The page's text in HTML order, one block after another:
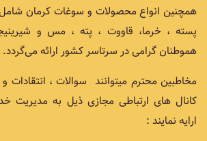
همچنین انواع محصولات و سوغات کرمان
پسته ، خرما، قاووت ، پته ، مس و
هموطنان گرامی در سرتاسر کشور ارائه می‌گردد.
مخاطبین محترم میتوانند سوالات ، انتقادات
کانال های ارتباطی مجازی ذیل به مدیریت
ارایه نمایند :